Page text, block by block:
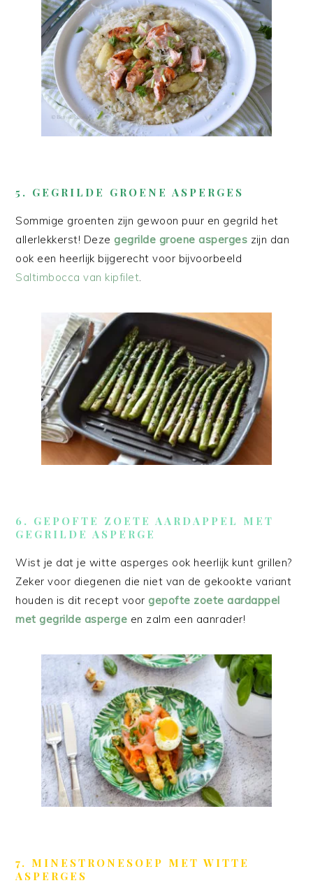
5. GEGRILDE GROENE ASPERGES
Sommige groenten zijn gewoon puur en gegrild het
allerlekkerst! Dezegegrilde groene asperges zijn dan
ook een heerlijk bijgerecht voor bijvoorbeeld
Saltimbocca van kipfilet.
6. GEPOFTE ZOETE AARDAPPEL MET
GEGRILDE ASPERGE
Wist je dat je witte asperges ook heerlijk kunt grillen?
Zeker voor diegenen die niet van de gekookte variant
houden is dit recept voorgepofte zoete aardappel
met gegrilde asperge en zalm een aanrader!
7. MINESTRONESOEP MET WITTE
ASPERGES